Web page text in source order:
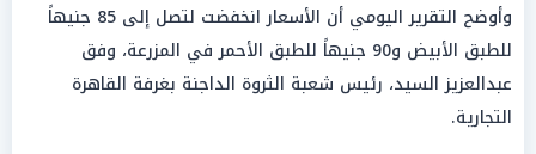
وأوضح التقرير اليومي أن الأسعار انخفضت لتصل إلى 85 جنيهاً
للطبق الأبيض و90 جنيهاً للطبق الأحمر في المزرعة، وفق
عبدالعزيز السيد، رئيس شعبة الثروة الداجنة بغرفة القاهرة
التجارية.